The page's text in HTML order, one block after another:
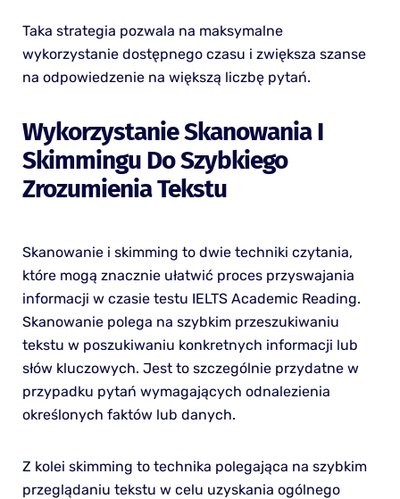
Taka strategia pozwala na maksymalne
wykorzystanie dostępnego czasu i zwiększa szanse
na odpowiedzenie na większą liczbę pytań.
Wykorzystanie Skanowania I
Skimmingu Do Szybkiego
Zrozumienia Tekstu
Skanowanie i skimming to dwie techniki czytania,
które mogą znacznie ułatwić proces przyswajania
informacji w czasie testu IELTS Academic Reading.
Skanowanie polega na szybkim przeszukiwaniu
tekstu w poszukiwaniu konkretnych informacji lub
słów kluczowych. Jest to szczególnie przydatne w
przypadku pytań wymagających odnalezienia
określonych faktów lub danych.
Z kolei skimming to technika polegająca na szybkim
przeglądaniu tekstu w celu uzyskania ogólnego